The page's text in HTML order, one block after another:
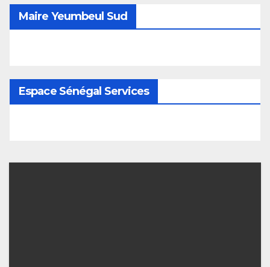
Maire Yeumbeul Sud
Espace Sénégal Services